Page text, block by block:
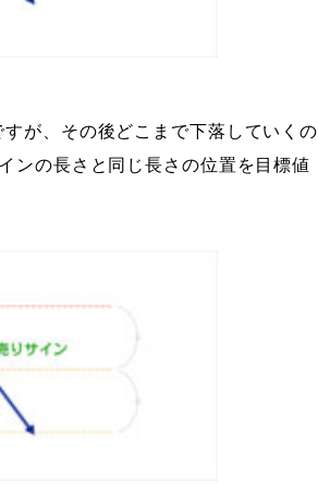
が、 その後どこまで下落していくの
ンの長さと同じ長さの位置を目標値